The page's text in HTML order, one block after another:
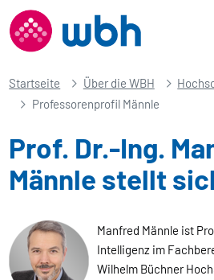
Startseite Über die WBH
Professorenprofil Männle
Prof. Dr.-Ing.
Männle stellt
Manfred Männle ist
Intelligenz im
Wilhelm Büchner